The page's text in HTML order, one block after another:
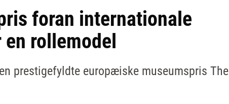
foran internationale
rollemodel
prestigefyldte europæiske museumspris The